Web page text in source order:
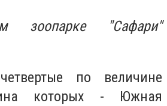
зоопарке "Сафари"
по величине
которых - Южная